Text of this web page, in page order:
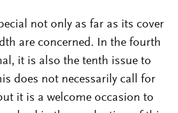
not only as far as its cover
are concerned. In the fourth
it is also the tenth issue to
does not necessarily call for
it is a welcome occasion to